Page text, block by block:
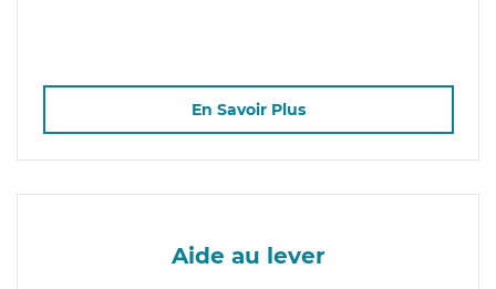
En Savoir Plus
Aide au lever